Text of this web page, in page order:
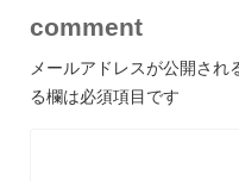
comment
メールアドレスが公開され
る欄は必須項目です